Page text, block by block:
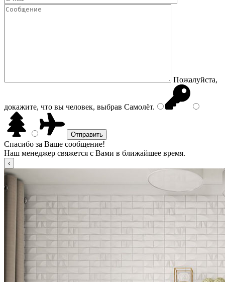
Пожалуйста,
докажите, что вы человек, выбрав Самолёт.
Спасибо за Ваше сообщение!
Наш менеджер свяжется с Вами в ближайшее время.